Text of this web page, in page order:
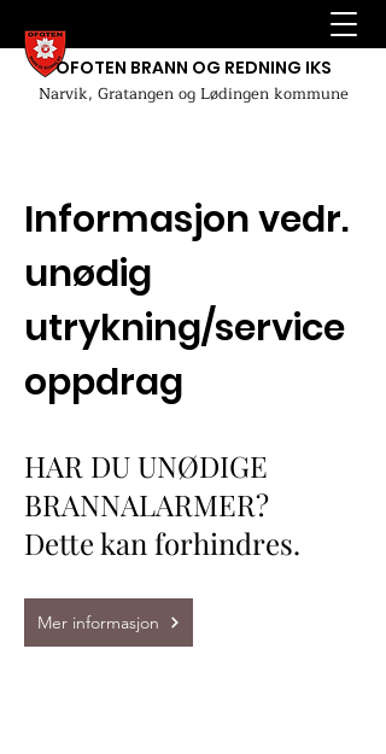
OFOTEN BRANN OG REDNING IKS
Narvik, Gratangen og Lødingen kommune
Informasjon vedr.
unødig
utrykning/service
oppdrag
HAR DU UNØDIGE
BRANNALARMER?
Dette kan forhindres.
Mer informasjon